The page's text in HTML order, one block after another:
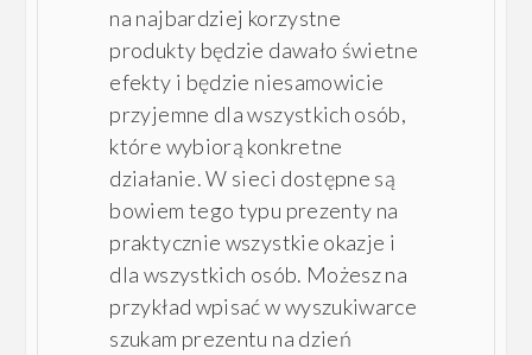
na najbardziej korzystne
produkty będzie dawało świetne
efekty i będzie niesamowicie
przyjemne dla wszystkich osób,
które wybiorą konkretne
działanie. W sieci dostępne są
bowiem tego typu prezenty na
praktycznie wszystkie okazje i
dla wszystkich osób. Możesz na
przykład wpisać w wyszukiwarce
szukam prezentu na dzień